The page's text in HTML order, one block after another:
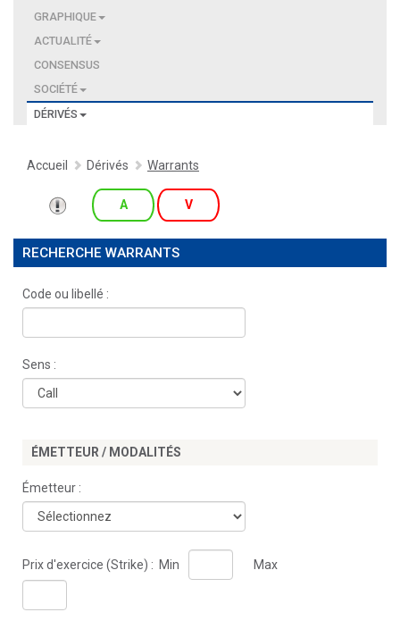
GRAPHIQUE
ACTUALITÉ
CONSENSUS
SOCIÉTÉ
DÉRIVÉS
Accueil Dérivés Warrants
A V
RECHERCHE WARRANTS
Code ou libellé :
Sens :
ÉMETTEUR / MODALITÉS
Émetteur :
Prix d'exercice (Strike) : Min Max